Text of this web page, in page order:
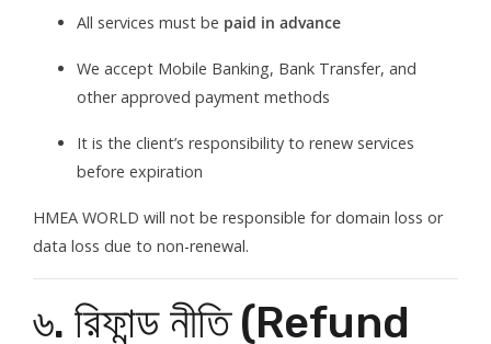
All services must be paid in advance
We accept Mobile Banking, Bank Transfer, and
other approved payment methods
It is the client’s responsibility to renew services
before expiration
HMEA WORLD will not be responsible for domain loss or
data loss due to non-renewal.
৬. রিফান্ড নীতি (Refund